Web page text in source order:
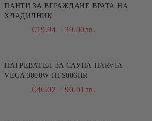
ПАНТИ ЗА ВГРАЖДАНЕ ВРАТА НА
ХЛАДИЛНИК
€19.94 39.00лв.
НАГРЕВАТЕЛ ЗА САУНА HARVIA
VEGA 3000W HTS006HR
€46.02 90.01лв.